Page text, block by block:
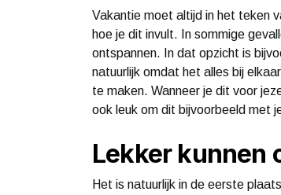
Vakantie moet altijd in het teken
hoe je dit invult. In sommige
ontspannen. In dat opzicht is
natuurlijk omdat het alles bij
te maken. Wanneer je dit voor
ook leuk om dit bijvoorbeeld met
Lekker kunnen
Het is natuurlijk in de eerste